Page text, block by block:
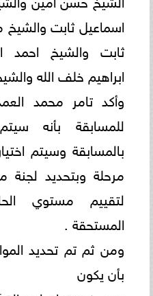
اسماعيل ثابت
ثابت والشيخ احمد
ابراهيم خلف الله
وأكد تامر محمد
للمسابقة بأنه
بالمسابقة وسيتم
مرحلة وبتحديد
لتقييم مستوي
المستحقة .
ومن ثم تم تحديد
بأن يكون